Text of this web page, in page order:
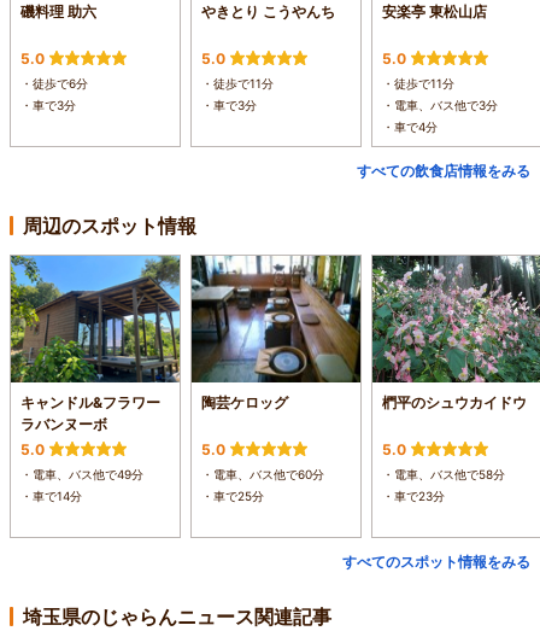
磯料理 助六
5.0
・徒歩で6分
・車で3分
やきとり こうやんち
5.0
・徒歩で11分
・車で3分
安楽亭 東松山店
5.0
・徒歩で11分
・電車、バス他で3分
・車で4分
すべての飲食店情報をみる
周辺のスポット情報
キャンドル&フラワー
ラバンヌーボ
5.0
・電車、バス他で49分
・車で14分
陶芸ケロッグ
5.0
・電車、バス他で60分
・車で25分
椚平のシュウカイドウ
5.0
・電車、バス他で58分
・車で23分
すべてのスポット情報をみる
埼玉県のじゃらんニュース関連記事